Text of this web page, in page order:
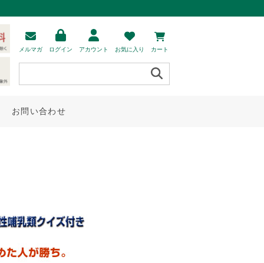
メルマガ ログイン アカウント お気に入り カート
お問い合わせ